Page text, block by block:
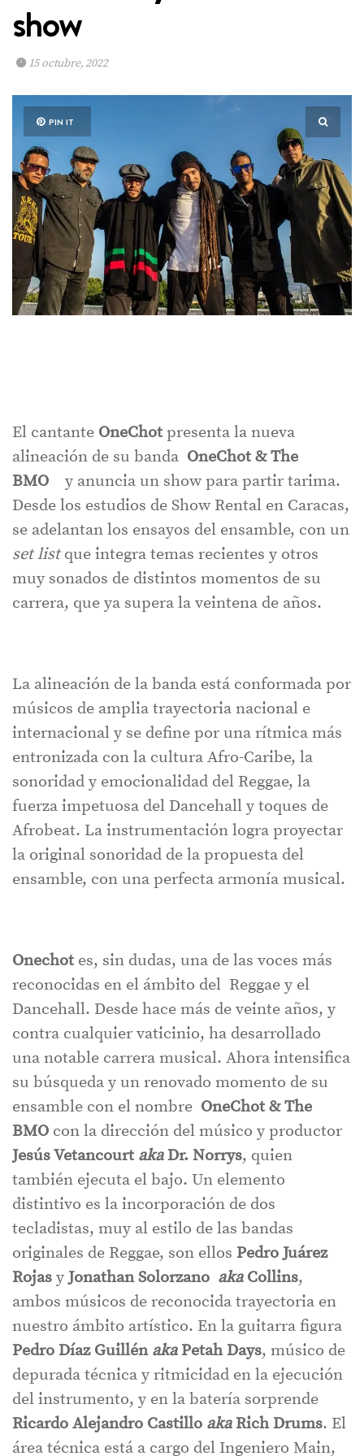
show
15 octubre, 2022
PIN IT
El cantante OneChotpresenta la nueva
alineación de su banda OneChot & The
BMO
y anuncia un show para partir tarima.
Desde los estudios de Show Rental en Caracas,
se adelantan los ensayos del ensamble, con un
set listque integra temas recientes y otros
muy sonados de distintos momentos de su
carrera, que ya supera la veintena de años.
La alineación de la banda está conformada por
músicos de amplia trayectoria nacional e
internacional y se define por una rítmica más
entronizada con la cultura Afro-Caribe, la
sonoridad y emocionalidad del Reggae, la
fuerza impetuosa del Dancehall y toques de
Afrobeat. La instrumentación logra proyectar
la original sonoridad de la propuesta del
ensamble, con una perfecta armonía musical.
Onechotes, sin dudas, una de las voces más
reconocidas en el ámbito del Reggae y el
Dancehall. Desde hace más de veinte años, y
contra cualquier vaticinio, ha desarrollado
una notable carrera musical. Ahora intensifica
su búsqueda y un renovado momento de su
ensamble con el nombre OneChot & The
BMO con la dirección del músico y productor
Jesús Vetancourt akaDr. Norrys, quien
también ejecuta el bajo. Un elemento
distintivo es la incorporación de dos
tecladistas, muy al estilo de las bandas
originales de Reggae, son ellos Pedro Juárez
Rojas yJonathan Solorzano akaCollins,
ambos músicos de reconocida trayectoria en
nuestro ámbito artístico. En la guitarra figura
Pedro Díaz Guillén akaPetah Days, músico de
depurada técnica y ritmicidad en la ejecución
del instrumento, y en la batería sorprende
Ricardo Alejandro Castillo akaRich Drums. El
área técnica está a cargo del Ingeniero Main,